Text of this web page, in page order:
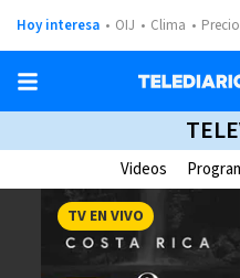
Hoy interesa OIJ Clima
Videos
TV EN VIVO